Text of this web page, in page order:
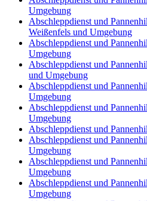
Umgebung
Abschleppdienst und
Weißenfels und Umgebung
Abschleppdienst und
Umgebung
Abschleppdienst und
und Umgebung
Abschleppdienst und
Umgebung
Abschleppdienst und
Umgebung
Abschleppdienst und
Abschleppdienst und
Umgebung
Abschleppdienst und
Umgebung
Abschleppdienst und
Umgebung